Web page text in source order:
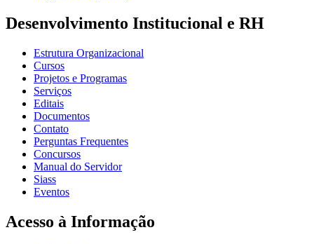
Desenvolvimento Institucional e RH
Estrutura Organizacional
Cursos
Projetos e Programas
Serviços
Editais
Documentos
Contato
Perguntas Frequentes
Concursos
Manual do Servidor
Siass
Eventos
Acesso à Informação